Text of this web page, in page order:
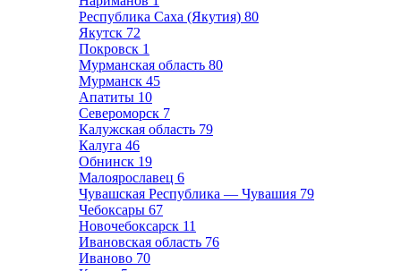
Республика Саха (Якутия) 80
Якутск 72
Покровск 1
Мурманская область 80
Мурманск 45
Апатиты 10
Североморск 7
Калужская область 79
Калуга 46
Обнинск 19
Малоярославец 6
Чувашская Республика — Чувашия 79
Чебоксары 67
Новочебоксарск 11
Ивановская область 76
Иваново 70